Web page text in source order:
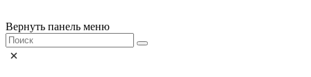
Вернуть панель меню